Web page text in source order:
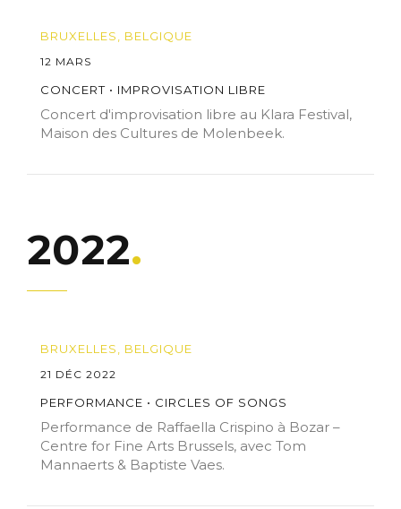
BRUXELLES, BELGIQUE
12 MARS
CONCERT • IMPROVISATION LIBRE
Concert d'improvisation libre au Klara Festival,
Maison des Cultures de Molenbeek.
2022
BRUXELLES, BELGIQUE
21 DÉC 2022
PERFORMANCE • CIRCLES OF SONGS
Performance de Raffaella Crispino à Bozar –
Centre for Fine Arts Brussels, avec Tom
Mannaerts & Baptiste Vaes.